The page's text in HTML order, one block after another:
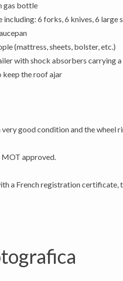
gas bottle
6 forks, 6 knives, 6 large
(mattress, sheets, bolster, etc.)
with shock absorbers carrying
keep the roof ajar
good condition and the wheel
MOT approved.
a French registration certificate,